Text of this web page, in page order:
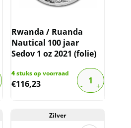
Rwanda / Ruanda
Nautical 100 jaar
Sedov 1 oz 2021 (folie)
4stuks op voorraad
€116,23
Zilver